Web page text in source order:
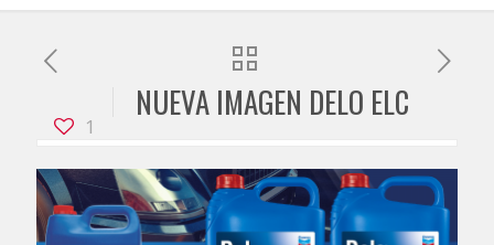
1
NUEVA IMAGEN DELO ELC